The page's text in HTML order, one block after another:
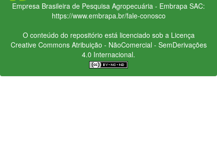
Empresa Brasileira de Pesquisa Agropecuária - Embrapa SAC:
https://www.embrapa.br/fale-conosco
O conteúdo do repositório está licenciado sob a Licença
Creative CommonsAtribuição - NãoComercial - SemDerivações
4.0 Internacional.